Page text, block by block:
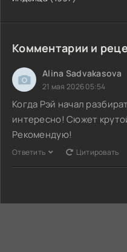
Комментарии и
Alina Sadvakasova
21 мая 2026 05:54
Когда Рэй начал
интересно! Сюжет
Рекомендую!
Ответить Цитировать